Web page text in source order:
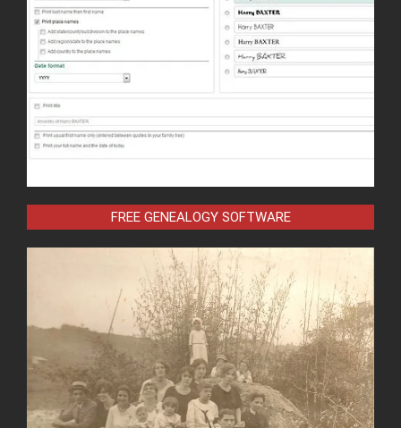
FREE GENEALOGY SOFTWARE